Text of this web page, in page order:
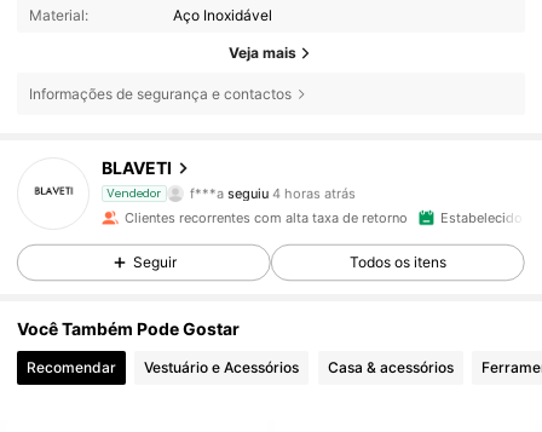
Material: Aço Inoxidável
Veja mais
Informações de segurança e contactos
BLAVETI
Vendedor f***a seguiu 4 horas atrás
está a navegar
Clientes recorrentes com alta taxa de retorno Estabelecido
Seguir Todos os itens
Você Também Pode Gostar
Recomendar Vestuário e Acessórios Casa & acessórios